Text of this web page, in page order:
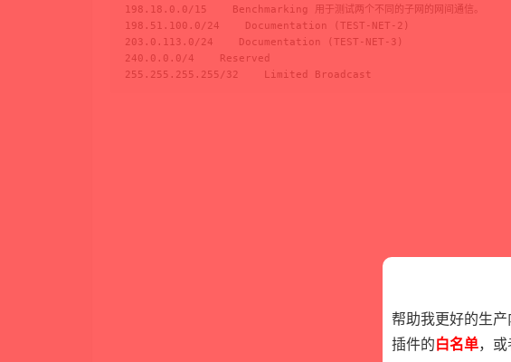
198.18.0.0/15    Benchmarking 用于测试两个不同的子网的网间通信。
198.51.100.0/24    Documentation (TEST-NET-2)
203.0.113.0/24    Documentation (TEST-NET-3)
240.0.0.0/4    Reserved
255.255.255.255/32    Limited Broadcast
帮助我更好的生
插件的白名单，或